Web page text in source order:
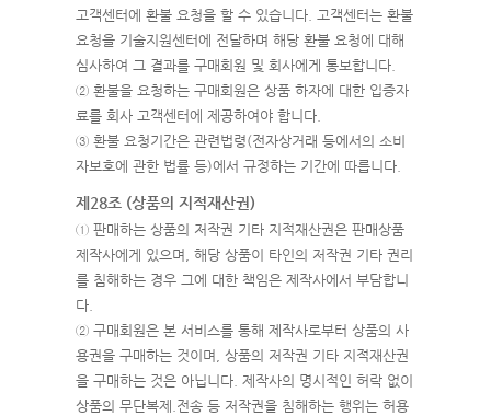
고객센터에 환불 요청을 할 수 있습니다. 고객센터는 환불
요청을 기술지원센터에 전달하며 해당 환불 요청에 대해
심사하여 그 결과를 구매회원 및 회사에게 통보합니다.
② 환불을 요청하는 구매회원은 상품 하자에 대한 입증자
료를 회사 고객센터에 제공하여야 합니다.
③ 환불 요청기간은 관련법령(전자상거래 등에서의 소비
자보호에 관한 법률 등)에서 규정하는 기간에 따릅니다.
제28조 (상품의 지적재산권)
① 판매하는 상품의 저작권 기타 지적재산권은 판매상품
제작사에게 있으며, 해당 상품이 타인의 저작권 기타 권리
를 침해하는 경우 그에 대한 책임은 제작사에서 부담합니
다.
② 구매회원은 본 서비스를 통해 제작사로부터 상품의 사
용권을 구매하는 것이며, 상품의 저작권 기타 지적재산권
을 구매하는 것은 아닙니다. 제작사의 명시적인 허락 없이
상품의 무단복제.전송 등 저작권을 침해하는 행위는 허용